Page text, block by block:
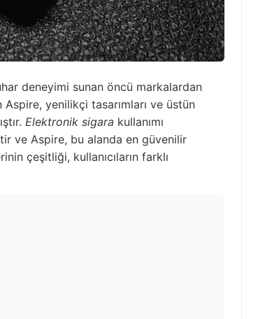
deneyimi sunan öncü markalardan
yenilikçi tasarımları ve üstün
Elektronik sigara kullanımı
ve Aspire, bu alanda en güvenilir
çeşitliği, kullanıcıların farklı